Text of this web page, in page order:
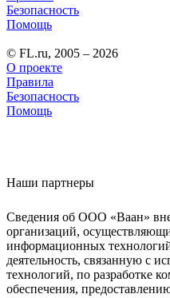
Безопасность
Помощь
© FL.ru, 2005 – 2026
О проекте
Правила
Безопасность
Помощь
Наши партнеры
Сведения об ООО «Ваан»
организаций,
информационных
деятельность, связанную с
технологий, по разработке
обеспечения,